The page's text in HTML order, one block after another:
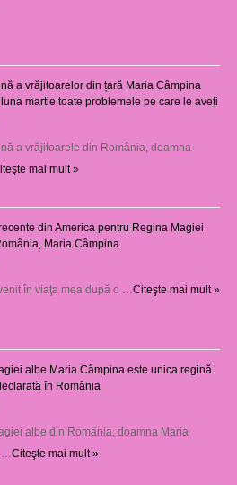
a vrăjitoarelor din țară Maria Câmpina
martie toate problemele pe care le aveți
a vrăjitoarele din România, doamna
mai mult »
din America pentru Regina Magiei
Maria Câmpina
în viaţa mea după o … Citeşte mai mult »
albe Maria Câmpina este unica regină
în România
albe din România, doamna Maria
Citeşte mai mult »